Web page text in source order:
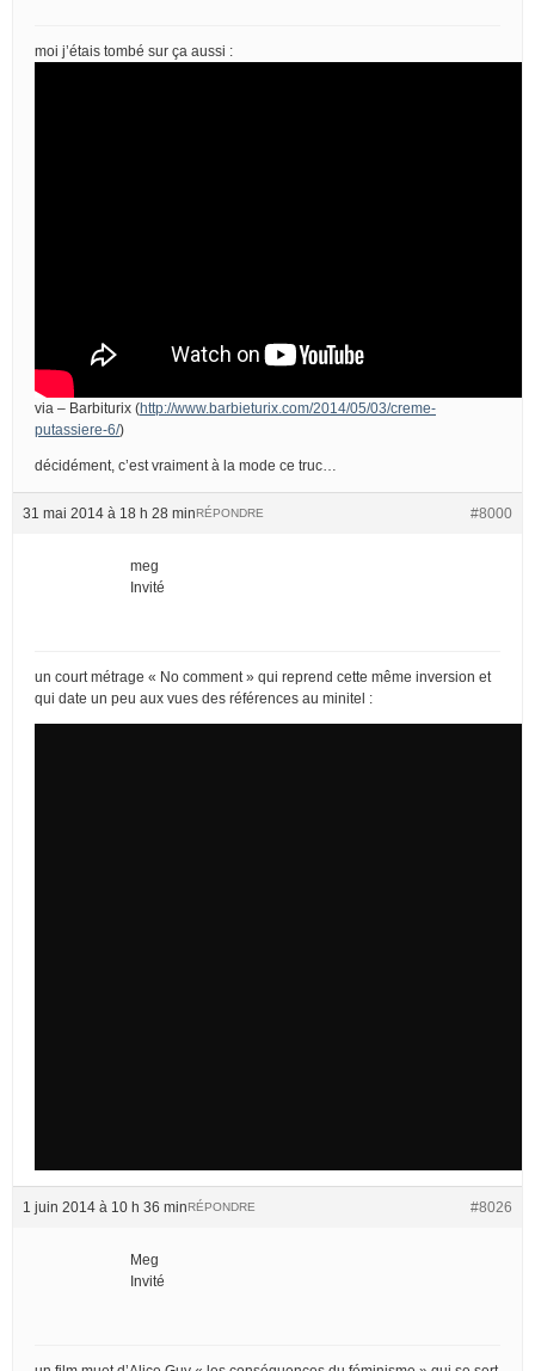
moi j’étais tombé sur ça aussi :
via – Barbiturix (http://www.barbieturix.com/2014/05/03/creme-
putassiere-6/)
décidément, c’est vraiment à la mode ce truc…
31 mai 2014 à 18 h 28 min #8000
RÉPONDRE
meg
Invité
un court métrage « No comment » qui reprend cette même inversion et
qui date un peu aux vues des références au minitel :
1 juin 2014 à 10 h 36 min #8026
RÉPONDRE
Meg
Invité